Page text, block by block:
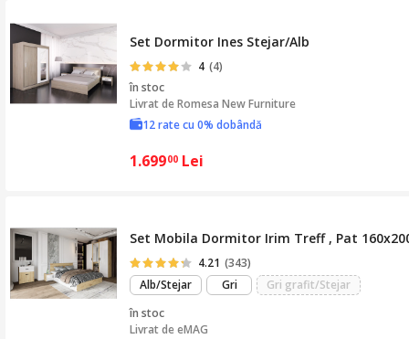
Set Dormitor Ines Stejar/Alb
4 (4)
în stoc
Livrat deRomesa New Furniture
12 rate cu 0% dobândă
1.69900 Lei
Set Mobila Dormitor Irim Treff , Pat
4.21 (343)
Alb/Stejar
Gri
Gri grafit/Stejar
în stoc
Livrat deeMAG